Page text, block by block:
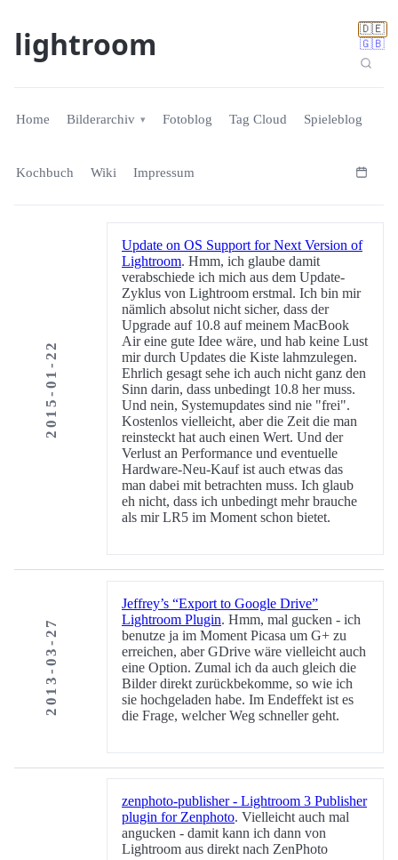
🇩🇪
🇬🇧
lightroom
Home Bilderarchiv Fotoblog Tag Cloud Spieleblog
Kochbuch Wiki Impressum
2015-01-22
Update on OS Support for Next Version of
Lightroom. Hmm, ich glaube damit
verabschiede ich mich aus dem Update-
Zyklus von Lightroom erstmal. Ich bin mir
nämlich absolut nicht sicher, dass der
Upgrade auf 10.8 auf meinem MacBook
Air eine gute Idee wäre, und hab keine Lust
mir durch Updates die Kiste lahmzulegen.
Ehrlich gesagt sehe ich auch nicht ganz den
Sinn darin, dass unbedingt 10.8 her muss.
Und nein, Systemupdates sind nie "frei".
Kostenlos vielleicht, aber die Zeit die man
reinsteckt hat auch einen Wert. Und der
Verlust an Performance und eventuelle
Hardware-Neu-Kauf ist auch etwas das
man dabei mit betrachten muss. Ich glaub
eh nicht, dass ich unbedingt mehr brauche
als mir LR5 im Moment schon bietet.
2013-03-27
Jeffrey’s “Export to Google Drive”
Lightroom Plugin. Hmm, mal gucken - ich
benutze ja im Moment Picasa um G+ zu
erreichen, aber GDrive wäre vielleicht auch
eine Option. Zumal ich da auch gleich die
Bilder direkt zurückbekomme, so wie ich
sie hochgeladen habe. Im Endeffekt ist es
die Frage, welcher Weg schneller geht.
zenphoto-publisher - Lightroom 3 Publisher
plugin for Zenphoto. Vielleicht auch mal
angucken - damit kann ich dann von
Lightroom aus direkt nach ZenPhoto